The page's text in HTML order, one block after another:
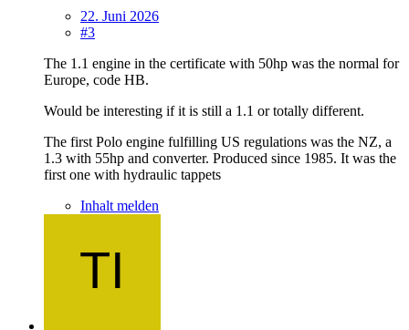
22. Juni 2026
#3
The 1.1 engine in the certificate with 50hp was the normal for
Europe, code HB.
Would be interesting if it is still a 1.1 or totally different.
The first Polo engine fulfilling US regulations was the NZ, a
1.3 with 55hp and converter. Produced since 1985. It was the
first one with hydraulic tappets
Inhalt melden